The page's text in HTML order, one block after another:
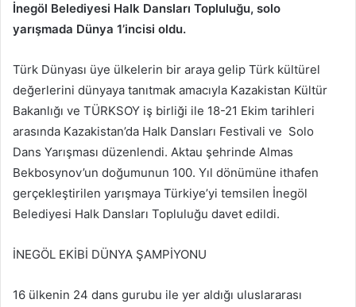
İnegöl Belediyesi Halk Dansları Topluluğu, solo
yarışmada Dünya 1’incisi oldu.
Türk Dünyası üye ülkelerin bir araya gelip Türk kültürel
değerlerini dünyaya tanıtmak amacıyla Kazakistan Kültür
Bakanlığı ve TÜRKSOY iş birliği ile 18-21 Ekim tarihleri
arasında Kazakistan’da Halk Dansları Festivali ve Solo
Dans Yarışması düzenlendi. Aktau şehrinde Almas
Bekbosynov’un doğumunun 100. Yıl dönümüne ithafen
gerçekleştirilen yarışmaya Türkiye’yi temsilen İnegöl
Belediyesi Halk Dansları Topluluğu davet edildi.
İNEGÖL EKİBİ DÜNYA ŞAMPİYONU
16 ülkenin 24 dans gurubu ile yer aldığı uluslararası